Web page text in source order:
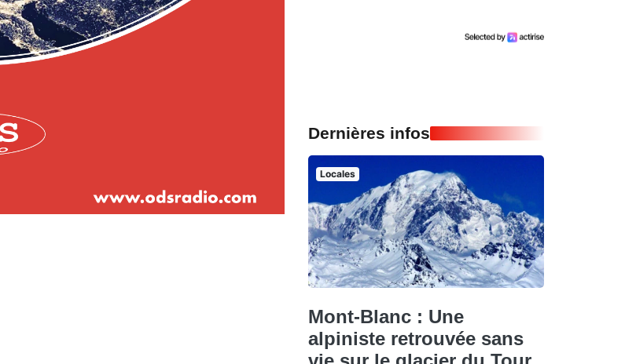
Dernières infos
Locales
Mont-Blanc : Une
alpiniste retrouvée sans